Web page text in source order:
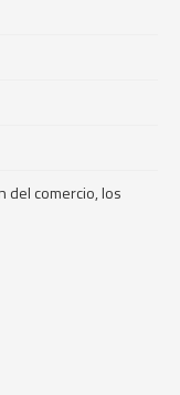
del comercio, los